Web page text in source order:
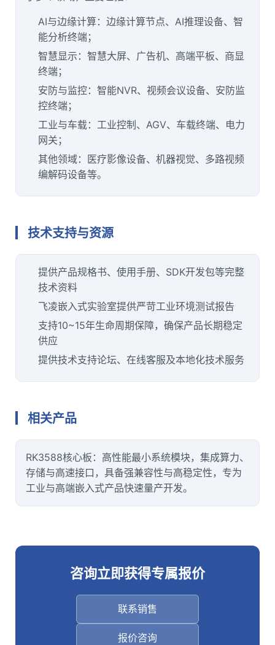
AI与边缘计算：边缘计算节点、AI推理设备、智
能分析终端；
智慧显示：智慧大屏、广告机、高端平板、商显
终端；
安防与监控：智能NVR、视频会议设备、安防监
控终端；
工业与车载：工业控制、AGV、车载终端、
电力
网关；
其他领域：
医疗影像设备、 机器视觉、多路视频
编解码设备等。
技术支持与资源
提供产品规格书、使用手册、SDK开发包等完整
技术资料
飞凌嵌入式实验室提供严苛工业环境测试报告
支持10~15年生命周期保障，确保产品长期稳定
供应
提供技术支持论坛、在线客服及本地化技术服务
相关产品
RK3588核心板 ：高性能最小系统模块，集成算力、
存储与高速接口，具备强兼容性与高稳定性，专为
工业与高端嵌入式产品快速量产开发。
咨询立即获得专属报价
联系销售
报价咨询